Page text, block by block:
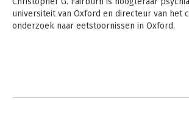
universiteit van Oxford en directeur van het
onderzoek naar eetstoornissen in Oxford.